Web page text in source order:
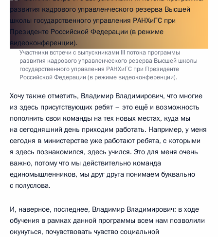
Участники встречи с выпускниками III потока программы
развития кадрового управленческого резерва Высшей школы
государственного управления РАНХиГС при Президенте
Российской Федерации (в режиме видеоконференции).
Хочу также отметить, Владимир Владимирович, что многие
из здесь присутствующих ребят – это ещё и возможность
пополнить свои команды на тех новых местах, куда мы
на сегодняшний день приходим работать. Например, у меня
сегодня в министерстве уже работают ребята, с которыми
я здесь познакомился, здесь учился. Это для меня очень
важно, потому что мы действительно команда
единомышленников, мы друг друга понимаем буквально
с полуслова.
И, наверное, последнее, Владимир Владимирович: в ходе
обучения в рамках данной программы всем нам позволили
окунуться, почувствовать чувство социальной